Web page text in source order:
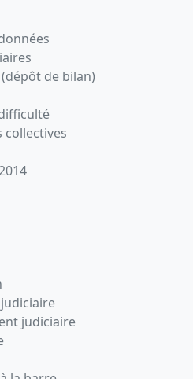
de bilan)
collectives
judiciaire